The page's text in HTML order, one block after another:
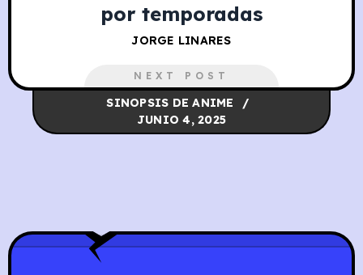
por temporadas
JORGE LINARES
NEXT POST
SINOPSIS DE ANIME
JUNIO 4, 2025